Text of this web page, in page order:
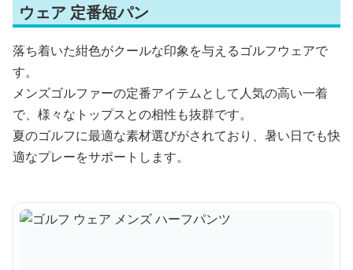
ウェア 定番短パン
落ち着いた紺色がクールな印象を与えるゴルフウェアで
す。
メンズゴルファーの定番アイテムとして人気の高い一着
で、様々なトップスとの相性も抜群です。
夏のゴルフに最適な素材選びがされており、暑い日でも快
適なプレーをサポートします。